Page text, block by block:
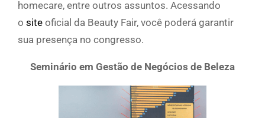
homecare, entre outros assuntos. Acessando
o site oficial da Beauty Fair, você poderá garantir
sua presença no congresso.
Seminário em Gestão de Negócios de Beleza